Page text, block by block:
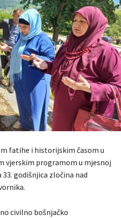
fatihe i historijskim časom u
vjerskim programom u mjesnoj
godišnjica zločina nad
civilno bošnjačko